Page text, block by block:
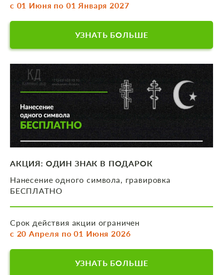
с 01 Июня по 01 Января 2027
УЗНАТЬ БОЛЬШЕ
АКЦИЯ: ОДИН ЗНАК В ПОДАРОК
Нанесение одного символа, гравировка
БЕСПЛАТНО
Срок действия акции ограничен
с 20 Апреля по 01 Июня 2026
УЗНАТЬ БОЛЬШЕ